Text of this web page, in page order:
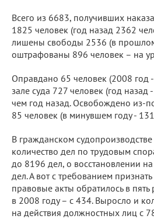
Всего из 6683, получивших
1825 человек (год назад 2362
лишены свободы 2536 (в
оштрафованы 896 человек – на
Оправдано 65 человек (2008 год
зале суда 727 человек (год
чем год назад. Освобождено из-
85 человек (в минувшем году -
В гражданском
количество дел по трудовым
до 8196 дел, о восстановлении
дел. А вот с требованием
правовые акты обратилось в
в 2008 году – с 434. Выросло и
на действия должностных лиц с